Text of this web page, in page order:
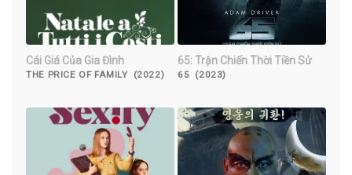
Cái Giá Của Gia Đình
THE PRICE OF FAMILY (2022)
65: Trận Chiến Thời Tiền Sử
65 (2023)